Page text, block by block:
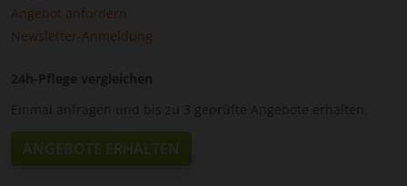
Angebot anfordern
Newsletter-Anmeldung
24h-Pflege vergleichen
Einmal anfragen und bis zu 3 geprüfte Angebote erhalten.
ANGEBOTE ERHALTEN